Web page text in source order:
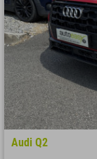
Audi Q2